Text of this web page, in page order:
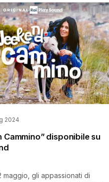
2024
Cammino” disponibile su
maggio, gli appassionati di